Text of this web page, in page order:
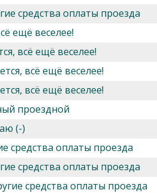
средства оплаты проезда
ещё веселее!
всё ещё веселее!
всё ещё веселее!
всё ещё веселее!
проездной
(-)
средства оплаты проезда
средства оплаты проезда
средства оплаты проезда